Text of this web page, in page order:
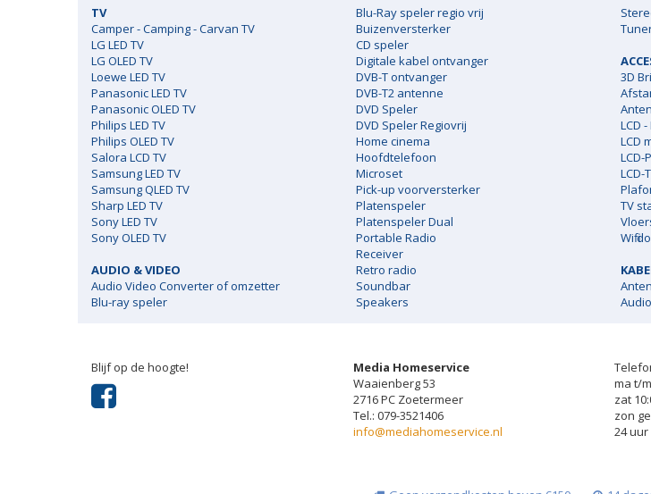
TV
Camper - Camping - Carvan TV
LG LED TV
LG OLED TV
Loewe LED TV
Panasonic LED TV
Panasonic OLED TV
Philips LED TV
Philips OLED TV
Salora LCD TV
Samsung LED TV
Samsung QLED TV
Sharp LED TV
Sony LED TV
Sony OLED TV
AUDIO & VIDEO
Audio Video Converter of omzetter
Blu-ray speler
Blu-Ray speler regio vrij
Buizenversterker
CD speler
Digitale kabel ontvanger
DVB-T ontvanger
DVB-T2 antenne
DVD Speler
DVD Speler Regiovrij
Home cinema
Hoofdtelefoon
Microset
Pick-up voorversterker
Platenspeler
Platenspeler Dual
Portable Radio
Receiver
Retro radio
Soundbar
Speakers
3D
LCD
LCD
LCD-
TV
Wifi
Blijf op de hoogte!
Media Homeservice
Waaienberg 53
2716 PC Zoetermeer
Tel.: 079-3521406
info@mediahomeservice.nl
ma t/
zat
zon
24